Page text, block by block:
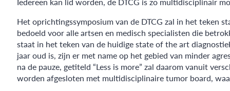
Het oprichtingssymposium van de DTCG zal in het teken
bedoeld voor alle artsen en medisch specialisten die
staat in het teken van de huidige state of the art
jaar oud is, zijn er met name op het gebied van minder
na de pauze, getiteld “Less is more” zal daarom vanuit
worden afgesloten met multidisciplinaire tumor board,